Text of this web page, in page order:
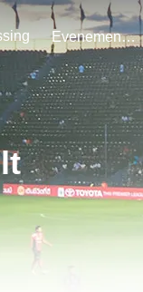
Evenementen